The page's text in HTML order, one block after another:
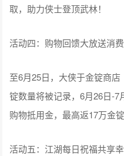
取，助力侠士登顶武林！
活动四：购物回馈大放送消
至6月25日，大侠于金锭商
锭数量将被记录，6月26日-
购物抵用金，最高返17万金
活动五：江湖每日祝福共享